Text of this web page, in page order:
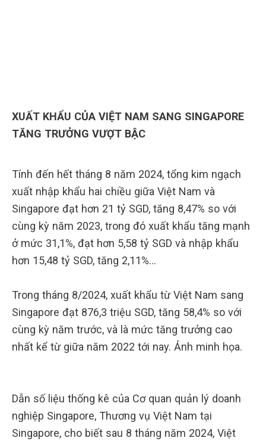
XUẤT KHẨU CỦA VIỆT NAM SANG SINGAPORE
TĂNG TRƯỞNG VƯỢT BẬC
Tính đến hết tháng 8 năm 2024, tổng kim ngạch
xuất nhập khẩu hai chiều giữa Việt Nam và
Singapore đạt hơn 21 tỷ SGD, tăng 8,47% so với
cùng kỳ năm 2023, trong đó xuất khẩu tăng mạnh
ở mức 31,1%, đạt hơn 5,58 tỷ SGD và nhập khẩu
hơn 15,48 tỷ SGD, tăng 2,11%…
Trong tháng 8/2024, xuất khẩu từ Việt Nam sang
Singapore đạt 876,3 triệu SGD, tăng 58,4% so với
cùng kỳ năm trước, và là mức tăng trưởng cao
nhất kể từ giữa năm 2022 tới nay. Ảnh minh họa.
Dẫn số liệu thống kê của Cơ quan quản lý doanh
nghiệp Singapore, Thương vụ Việt Nam tại
Singapore, cho biết sau 8 tháng năm 2024, Việt